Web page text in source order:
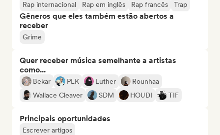
Rap internacional
Rap em inglês Rap francês Trap
Gêneros que eles também estão abertos a
receber
Grime
Quer receber música semelhante a artistas
como...
Bekar PLK Luther
Rounhaa
Wallace Cleaver
SDM HOUDI TIF
Principais oportunidades
Escrever artigos